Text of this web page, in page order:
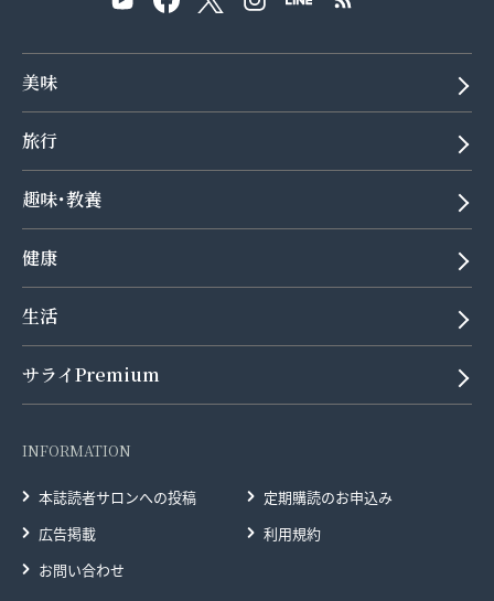
美味
旅行
趣味･教養
健康
生活
サライPremium
INFORMATION
本誌読者サロンへの投稿
定期購読のお申込み
広告掲載
利用規約
お問い合わせ